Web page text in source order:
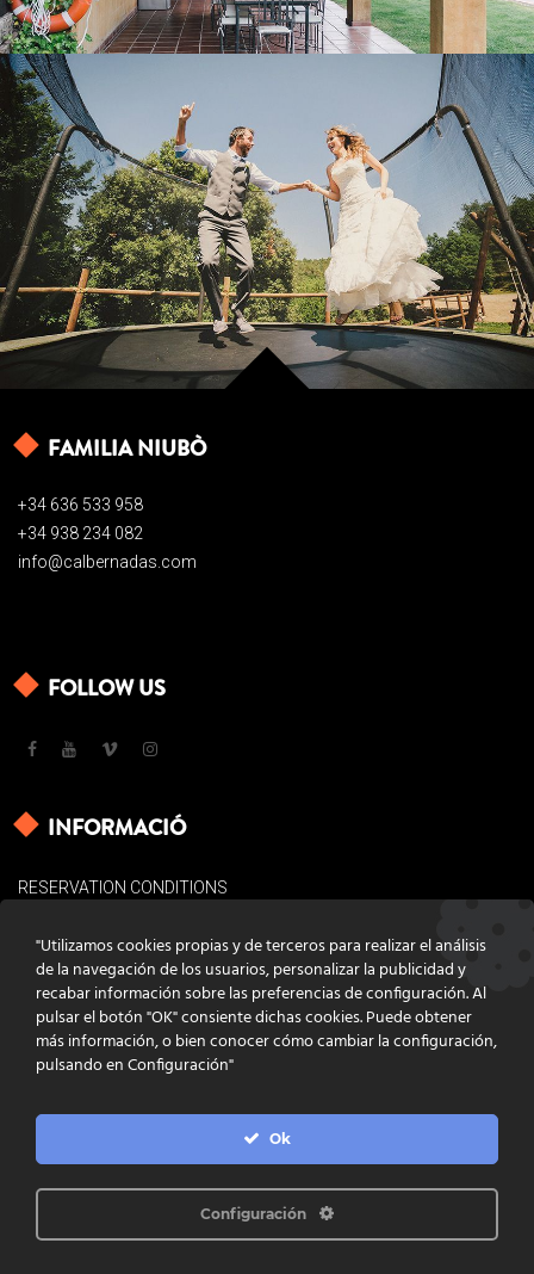
OUTDOOR LEISURE AREA
FAMILIA NIUBÒ
+34 636 533 958
+34 938 234 082
info@calbernadas.com
FOLLOW US
INFORMACIÓ
RESERVATION CONDITIONS
COOKIES POLICY
CONTACT
PROGRAMACIÓ INFOACTIVA'T
"Utilizamos cookies propias y de terceros para realizar el análisis
de la navegación de los usuarios, personalizar la publicidad y
recabar información sobre las preferencias de configuración. Al
pulsar el botón "OK" consiente dichas cookies. Puede obtener
más información, o bien conocer cómo cambiar la configuración,
pulsando en Configuración"
Ok
Configuración